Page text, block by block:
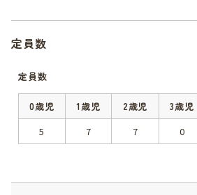
定員数
定員数
0歳児 1歳児 2歳児 3歳児
5
7 7 0